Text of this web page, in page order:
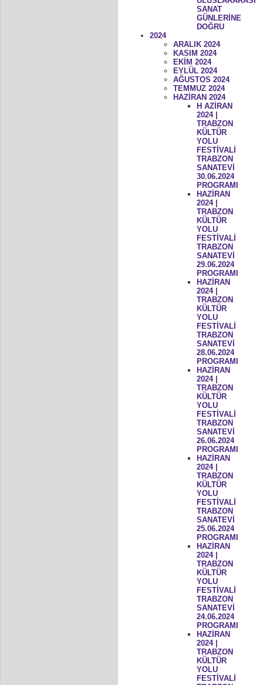
SANAT
GÜNLERİNE
DOĞRU
2024
ARALIK 2024
KASIM 2024
EKİM 2024
EYLÜL 2024
AĞUSTOS 2024
TEMMUZ 2024
HAZİRAN 2024
H AZİRAN
2024 |
TRABZON
KÜLTÜR
YOLU
FESTİVALİ
TRABZON
SANATEVİ
30.06.2024
PROGRAMI
HAZİRAN
2024 |
TRABZON
KÜLTÜR
YOLU
FESTİVALİ
TRABZON
SANATEVİ
29.06.2024
PROGRAMI
HAZİRAN
2024 |
TRABZON
KÜLTÜR
YOLU
FESTİVALİ
TRABZON
SANATEVİ
28.06.2024
PROGRAMI
HAZİRAN
2024 |
TRABZON
KÜLTÜR
YOLU
FESTİVALİ
TRABZON
SANATEVİ
26.06.2024
PROGRAMI
HAZİRAN
2024 |
TRABZON
KÜLTÜR
YOLU
FESTİVALİ
TRABZON
SANATEVİ
25.06.2024
PROGRAMI
HAZİRAN
2024 |
TRABZON
KÜLTÜR
YOLU
FESTİVALİ
TRABZON
SANATEVİ
24.06.2024
PROGRAMI
HAZİRAN
2024 |
TRABZON
KÜLTÜR
YOLU
FESTİVALİ